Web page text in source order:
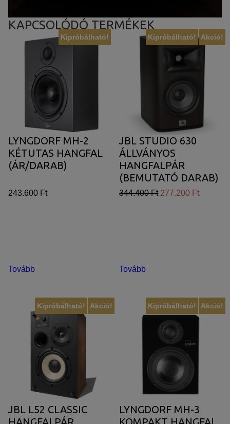
KAPCSOLÓDÓ TERMÉKEK
Kipróbálható!
LYNGDORF MH-2
KÉTUTAS HANGFAL
(ÁR/DARAB)
243.600 Ft
Tovább
Akció!
Kipróbálható!
JBL STUDIO 630
ÁLLVÁNYOS
HANGFALPÁR
(BEMUTATÓ DARAB)
344.400 Ft 277.200 Ft
Tovább
Akció!
Kipróbálható!
JBL L52 CLASSIC
Akció!
Kipróbálható!
LYNGDORF MH-3